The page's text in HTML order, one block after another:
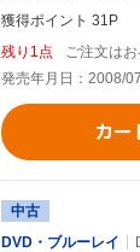
獲得ポイント 31P
残り1点
ご注文は
発売年月日：2008/
カー
中古
DVD・ブルーレイ